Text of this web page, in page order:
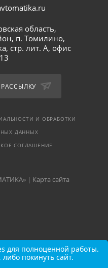
область,
п. Томилино,
стр. лит. А, офис
И ОБРАБОТКИ
ДАННЫХ
СОГЛАШЕНИЕ
| Карта сайта
для полноценной работы.
покинуть сайт.